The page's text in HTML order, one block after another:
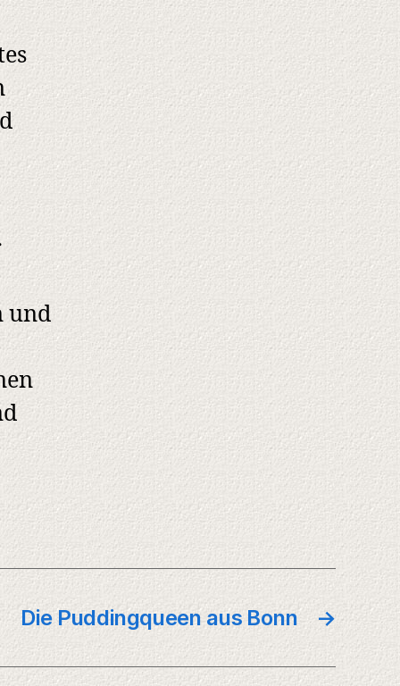
und
→
Die Puddingqueen aus Bonn